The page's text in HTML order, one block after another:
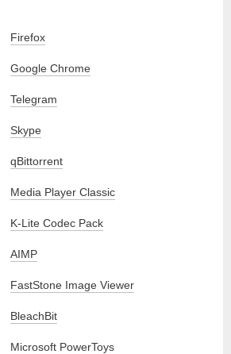
Firefox
Google Chrome
Telegram
Skype
qBittorrent
Media Player Classic
K-Lite Codec Pack
AIMP
FastStone Image Viewer
BleachBit
Microsoft PowerToys